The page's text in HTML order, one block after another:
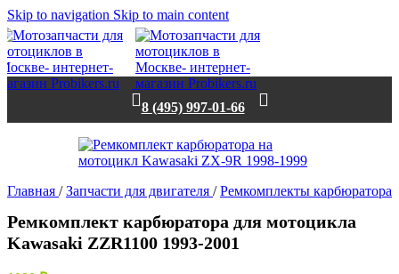
Skip to navigation Skip to main content
8 (495) 997-01-66
Главная / Запчасти для двигателя / Ремкомплекты карбюратора
Ремкомплект карбюратора для мотоцикла
Kawasaki ZZR1100 1993-2001